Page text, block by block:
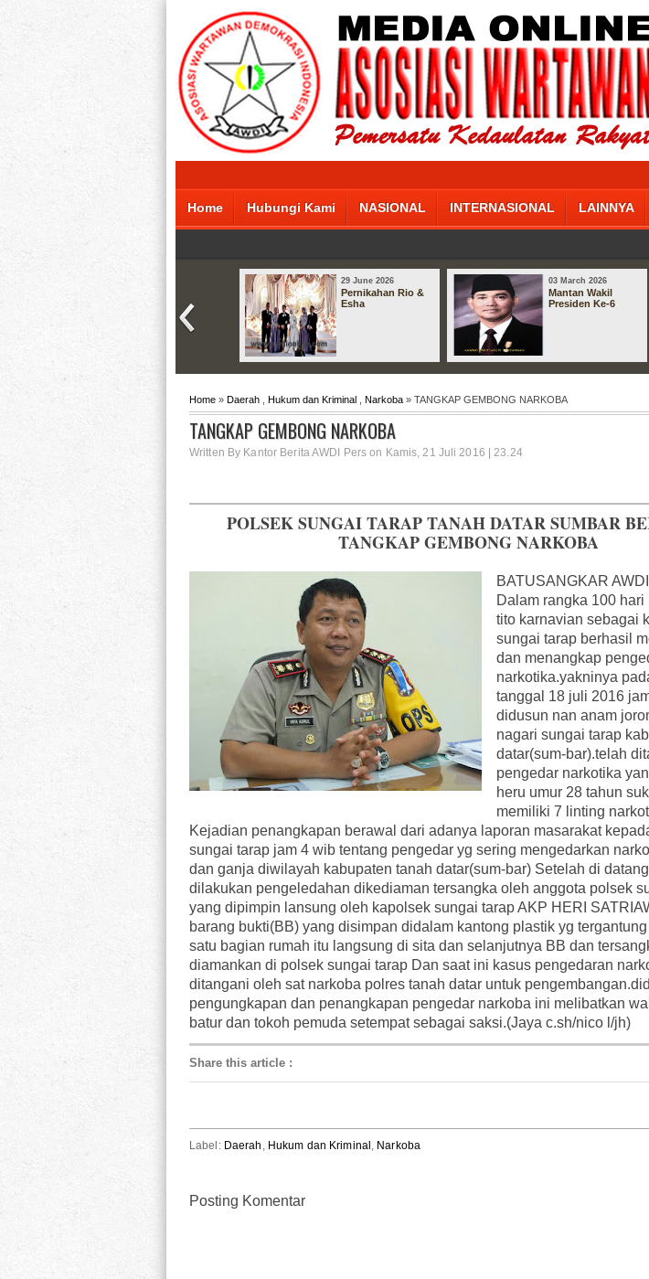
Home Hubungi Kami NASIONAL INTERNASIONAL LAINNYA
29 June 2026
Pernikahan Rio &
Esha
03 March 2026
Mantan Wakil
Presiden Ke-6
Home » Daerah Hukum dan Kriminal Narkoba » TANGKAP GEMBONG NARKOBA
TANGKAP GEMBONG NARKOBA
Written By Kantor Berita AWDI Pers on Kamis, 21 Juli 2016 | 23.24
POLSEK SUNGAI TARAP TANAH DATAR SUMBAR
TANGKAP GEMBONG NARKOBA
BATUSANGKAR
Dalam rangka 100
tito karnavian sebagai
sungai tarap berhasil
dan menangkap
narkotika.yakninya
tanggal 18 juli 2016
didusun nan anam
nagari sungai tarap
datar(sum-bar).telah
pengedar narkotika
heru umur 28 tahun
memiliki 7 linting
Kejadian penangkapan berawal dari adanya laporan masarakat
sungai tarap jam 4 wib tentang pengedar yg sering mengedarkan
dan ganja diwilayah kabupaten tanah datar(sum-bar) Setelah di
dilakukan pengeledahan dikediaman tersangka oleh anggota polsek
yang dipimpin lansung oleh kapolsek sungai tarap AKP HERI
barang bukti(BB) yang disimpan didalam kantong plastik yg
satu bagian rumah itu langsung di sita dan selanjutnya BB dan
diamankan di polsek sungai tarap Dan saat ini kasus pengedaran
ditangani oleh sat narkoba polres tanah datar untuk
pengungkapan dan penangkapan pengedar narkoba ini melibatkan
batur dan tokoh pemuda setempat sebagai saksi.(Jaya c.sh/nico l/jh)
Share this article :
Label: Daerah , Hukum dan Kriminal , Narkoba
Posting Komentar